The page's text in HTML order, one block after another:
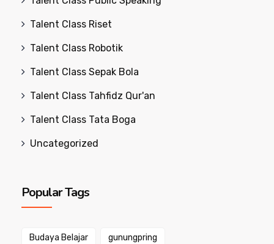
Talent Class Riset
Talent Class Robotik
Talent Class Sepak Bola
Talent Class Tahfidz Qur'an
Talent Class Tata Boga
Uncategorized
Popular Tags
Budaya Belajar gunungpring